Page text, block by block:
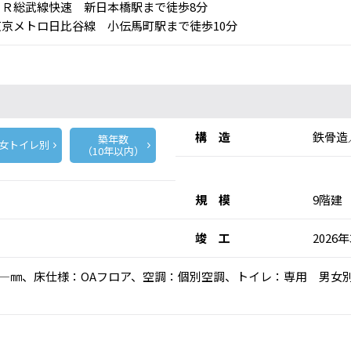
総武線快速 新日本橋駅まで徒歩8分
メトロ日比谷線 小伝馬町駅まで徒歩10分
トイレ別 築年数
（10年以内）
構 造 鉄骨
規 模 9階建
竣 工 2026
㎜、床仕様：OAフロア、空調：個別空調、トイレ：専用 男